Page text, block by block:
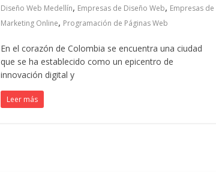
Diseño Web Medellín, Empresas de Diseño Web, Empresas de
Marketing Online, Programación de Páginas Web
En el corazón de Colombia se encuentra una ciudad
que se ha establecido como un epicentro de
innovación digital y
Leer más